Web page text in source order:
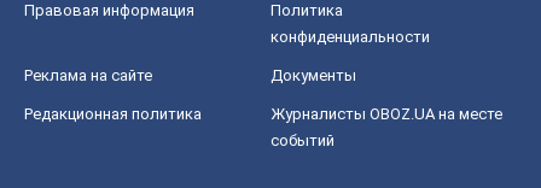
Правовая информация
Политика
конфиденциальности
Реклама на сайте Документы
Редакционная политика
Журналисты OBOZ.UA на месте
событий